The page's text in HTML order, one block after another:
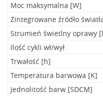
Moc maksymalna [W]
Zintegrowane źródło
Strumień świetlny oprawy
Ilość cykli wł/wył
Trwałość [h]
Temperatura barwowa [K]
Jednolitość barw [SDCM]